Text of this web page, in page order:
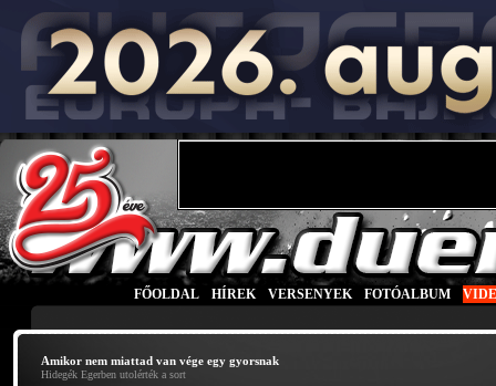
FŐOLDAL HÍREK VERSENYEK FOTÓALBUM
Amikor nem miattad van vége egy gyorsnak
Hidegék Egerben utolérték a sort